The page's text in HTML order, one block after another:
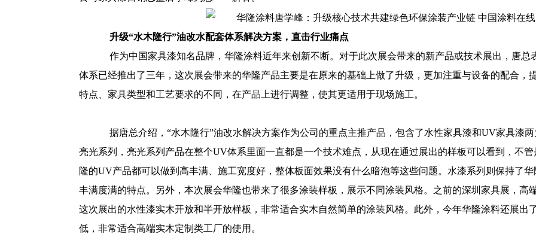
升级“水木隆行”油改水配套体系解决方案，直击行业痛点
作为中国家具漆知名品牌，华隆涂料近年来创新不断。对于此次展会带来的新产品或技术展出，唐总
体系已经推出了三年，这次展会带来的华隆产品主要是在原来的基础上做了升级，更加注重与设备的配合，
特点、家具类型和工艺要求的不同，在产品上进行调整，使其更适用于现场施工。
据唐总介绍，“水木隆行”油改水解决方案作为公司的重点主推产品，包含了水性家具漆和UV家具漆
亮光系列，亮光系列产品在整个UV体系里面一直都是一个技术难点，从现在通过展出的样板可以看到，不
隆的UV产品都可以做到高丰满、施工宽度好，整体板面效果没有什么暗泡等这些问题。水漆系列则保持了
丰满度满的特点。另外，本次展会华隆也带来了很多涂装样板，展示不同涂装风格。之前的深圳家具展，高
这次展出的水性漆实木开放和半开放样板，非常适合实木自然简单的涂装风格。此外，今年华隆涂料还展出
低，非常适合高端实木定制类工厂的使用。